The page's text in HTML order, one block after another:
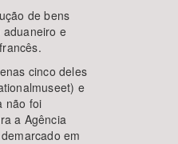
de bens
aduaneiro e
cinco deles
e
não foi
a Agência
em